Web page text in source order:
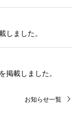
しました。
掲載しました。
お知らせ一覧